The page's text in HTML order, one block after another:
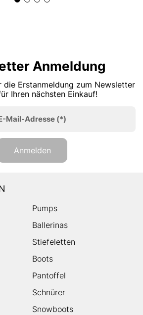
Anmeldung
die Erstanmeldung zum Newsletter
Ihren nächsten Einkauf!
Mail-Adresse (*)
Anmelden
Pumps
Ballerinas
Stiefeletten
Boots
Pantoffel
Schnürer
Snowboots